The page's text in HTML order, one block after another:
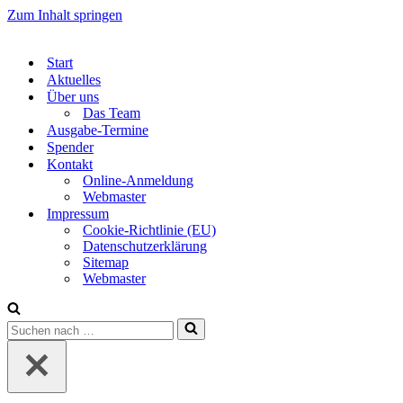
Zum Inhalt springen
Start
Aktuelles
Über uns
Das Team
Ausgabe-Termine
Spender
Kontakt
Online-Anmeldung
Webmaster
Impressum
Cookie-Richtlinie (EU)
Datenschutzerklärung
Sitemap
Webmaster
Suchen
nach …